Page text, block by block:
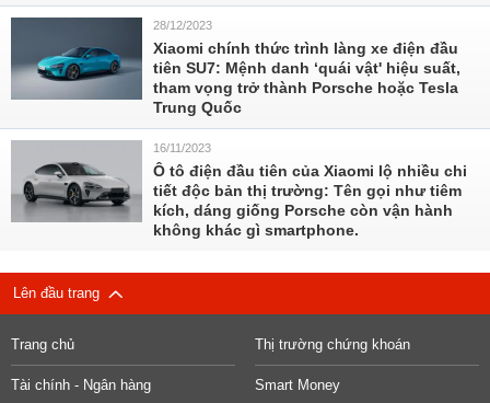
28/12/2023
Xiaomi chính thức trình làng xe điện đầu
tiên SU7: Mệnh danh ‘quái vật' hiệu suất,
tham vọng trở thành Porsche hoặc Tesla
Trung Quốc
16/11/2023
Ô tô điện đầu tiên của Xiaomi lộ nhiều chi
tiết độc bản thị trường: Tên gọi như tiêm
kích, dáng giống Porsche còn vận hành
không khác gì smartphone.
Lên đầu trang
Trang chủ Thị trường chứng khoán
Tài chính - Ngân hàng Smart Money